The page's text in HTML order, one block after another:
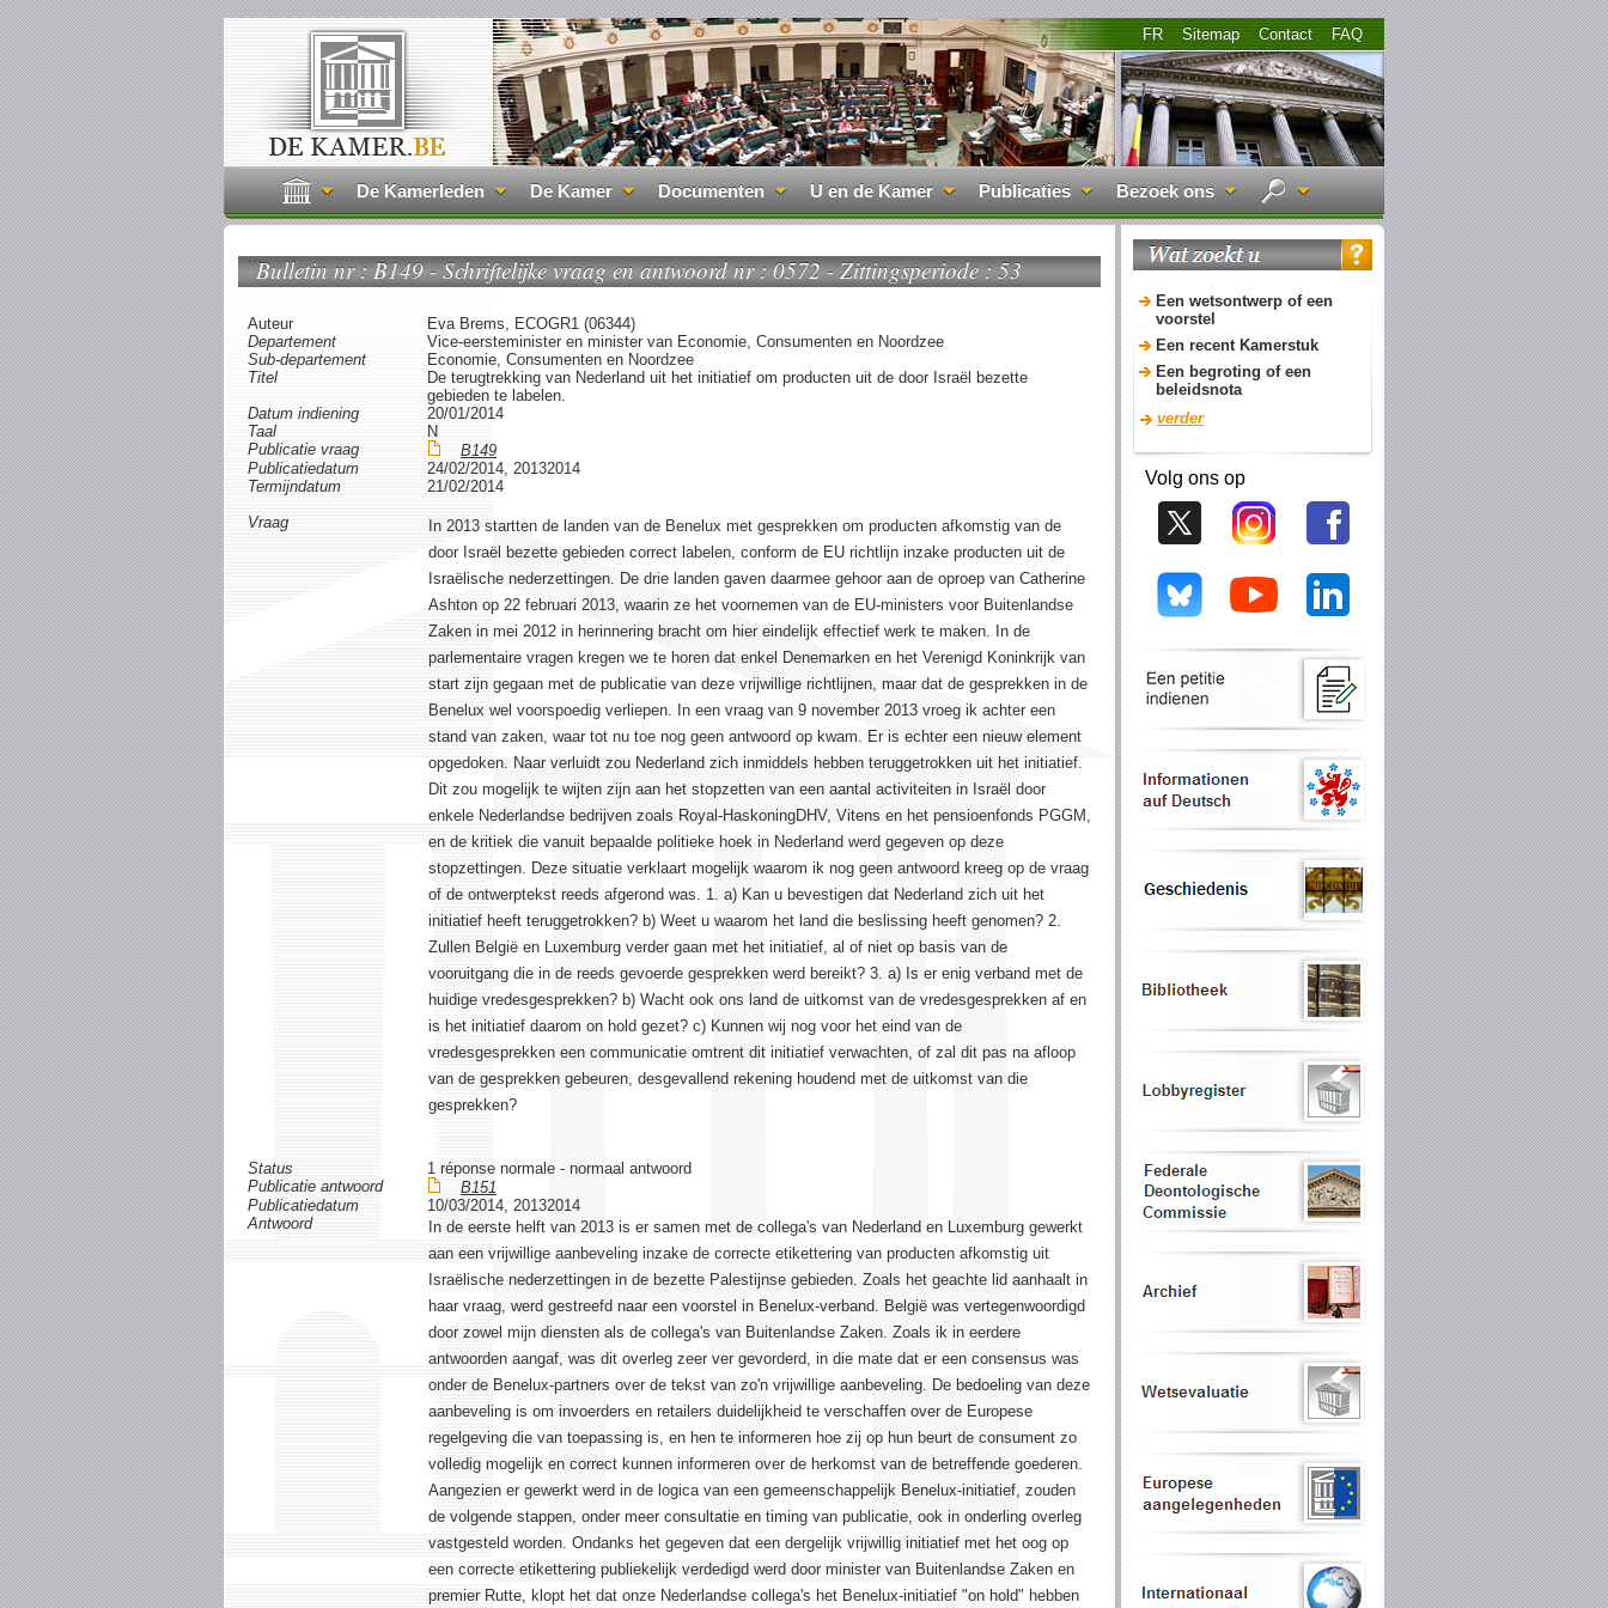
FAQ
Contact
Sitemap
FR
De Kamerleden De Kamer Documenten U en de Kamer Publicaties Bezoek ons
...Bulletin nr : B149 - Schriftelijke vraag en antwoord nr : 0572 - Zittingsperiode : 53
Auteur
Eva Brems, ECOGR1 (06344)
Departement
Vice-eersteminister en minister van Economie, Consumenten en Noordzee
Sub-departement
Economie, Consumenten en Noordzee
Titel
De terugtrekking van Nederland uit het initiatief om producten uit de door Israël bezette
gebieden te labelen.
Datum indiening
20/01/2014
Taal
N
Publicatie vraag
B149
Publicatiedatum
24/02/2014, 20132014
Termijndatum
21/02/2014
Vraag
In 2013 startten de landen van de Benelux met gesprekken om producten afkomstig van de
door Israël bezette gebieden correct labelen, conform de EU richtlijn inzake producten uit de
Israëlische nederzettingen. De drie landen gaven daarmee gehoor aan de oproep van Catherine
Ashton op 22 februari 2013, waarin ze het voornemen van de EU-ministers voor Buitenlandse
Zaken in mei 2012 in herinnering bracht om hier eindelijk effectief werk te maken. In de
parlementaire vragen kregen we te horen dat enkel Denemarken en het Verenigd Koninkrijk van
start zijn gegaan met de publicatie van deze vrijwillige richtlijnen, maar dat de gesprekken in de
Benelux wel voorspoedig verliepen. In een vraag van 9 november 2013 vroeg ik achter een
stand van zaken, waar tot nu toe nog geen antwoord op kwam. Er is echter een nieuw element
opgedoken. Naar verluidt zou Nederland zich inmiddels hebben teruggetrokken uit het initiatief.
Dit zou mogelijk te wijten zijn aan het stopzetten van een aantal activiteiten in Israël door
enkele Nederlandse bedrijven zoals Royal-HaskoningDHV, Vitens en het pensioenfonds PGGM,
en de kritiek die vanuit bepaalde politieke hoek in Nederland werd gegeven op deze
stopzettingen. Deze situatie verklaart mogelijk waarom ik nog geen antwoord kreeg op de vraag
of de ontwerptekst reeds afgerond was. 1. a) Kan u bevestigen dat Nederland zich uit het
initiatief heeft teruggetrokken? b) Weet u waarom het land die beslissing heeft genomen? 2.
Zullen België en Luxemburg verder gaan met het initiatief, al of niet op basis van de
vooruitgang die in de reeds gevoerde gesprekken werd bereikt? 3. a) Is er enig verband met de
huidige vredesgesprekken? b) Wacht ook ons land de uitkomst van de vredesgesprekken af en
is het initiatief daarom on hold gezet? c) Kunnen wij nog voor het eind van de
vredesgesprekken een communicatie omtrent dit initiatief verwachten, of zal dit pas na afloop
van de gesprekken gebeuren, desgevallend rekening houdend met de uitkomst van die
gesprekken?
Status
1 réponse normale - normaal antwoord
Publicatie antwoord
B151
Publicatiedatum
10/03/2014, 20132014
Antwoord
In de eerste helft van 2013 is er samen met de collega's van Nederland en Luxemburg gewerkt
aan een vrijwillige aanbeveling inzake de correcte etikettering van producten afkomstig uit
Israëlische nederzettingen in de bezette Palestijnse gebieden. Zoals het geachte lid aanhaalt in
haar vraag, werd gestreefd naar een voorstel in Benelux-verband. België was vertegenwoordigd
door zowel mijn diensten als de collega's van Buitenlandse Zaken. Zoals ik in eerdere
antwoorden aangaf, was dit overleg zeer ver gevorderd, in die mate dat er een consensus was
onder de Benelux-partners over de tekst van zo'n vrijwillige aanbeveling. De bedoeling van deze
aanbeveling is om invoerders en retailers duidelijkheid te verschaffen over de Europese
regelgeving die van toepassing is, en hen te informeren hoe zij op hun beurt de consument zo
volledig mogelijk en correct kunnen informeren over de herkomst van de betreffende goederen.
Aangezien er gewerkt werd in de logica van een gemeenschappelijk Benelux-initiatief, zouden
de volgende stappen, onder meer consultatie en timing van publicatie, ook in onderling overleg
vastgesteld worden. Ondanks het gegeven dat een dergelijk vrijwillig initiatief met het oog op
een correcte etikettering publiekelijk verdedigd werd door minister van Buitenlandse Zaken en
premier Rutte, klopt het dat onze Nederlandse collega's het Benelux-initiatief "on hold" hebben
Een wetsontwerp of een
voorstel
Een recent Kamerstuk
Een begroting of een
beleidsnota
verder
Volg ons op